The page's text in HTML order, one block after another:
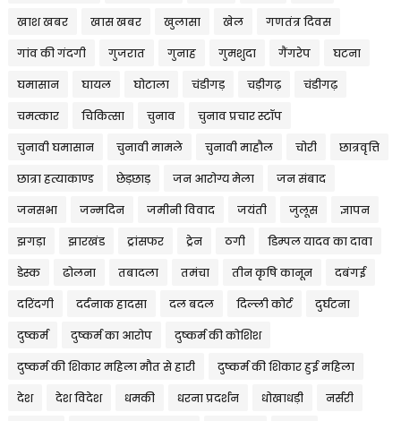
खाश खबर खास खबर खुलासा खेल गणतंत्र दिवस
गांव की गंदगी गुजरात गुनाह गुमशुदा गैंगरेप घटना
घमासान घायल घोटाला चंडीगड़ चड़ीगढ़ चंडीगढ़
चमत्कार चिकित्सा चुनाव चुनाव प्रचार स्टॉप
चुनावी घमासान चुनावी मामले चुनावी माहौल चोरी छात्रवृत्ति
छात्रा हत्याकाण्ड छेड़छाड़ जन आरोग्य मेला जन संबाद
जनसभा जन्मदिन जमीनी विवाद जयंती जुलूस ज्ञापन
झगड़ा झारखंड ट्रांसफर ट्रेन ठगी डिम्पल यादव का दावा
डेस्क ढोलना तबादला तमंचा तीन कृषि कानून दबंगई
दरिंदगी दर्दनाक हादसा दल बदल दिल्ली कोर्ट दुर्घटना
दुष्कर्म दुष्कर्म का आरोप दुष्कर्म की कोशिश
दुष्कर्म की शिकार महिला मौत से हारी दुष्कर्म की शिकार हुई महिला
देश देश विदेश धमकी धरना प्रदर्शन धोखाधड़ी नर्सरी